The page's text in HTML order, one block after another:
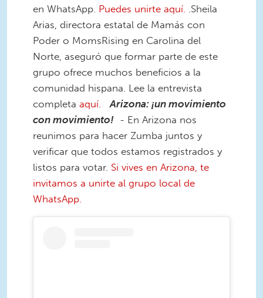
en WhatsApp. Puedes unirte aquí. .Sheila
Arias, directora estatal de Mamás con
Poder o MomsRising en Carolina del
Norte, aseguró que formar parte de este
grupo ofrece muchos beneficios a la
comunidad hispana. Lee la entrevista
completa aquí.
Arizona: ¡un movimiento
con movimiento! - En Arizona nos
reunimos para hacer Zumba juntos y
verificar que todos estamos registrados y
listos para votar. Si vives en Arizona, te
invitamos a unirte al grupo local de
WhatsApp.